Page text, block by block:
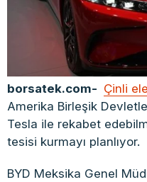
borsatek.com- Çinli
Amerika Birleşik
Tesla ile rekabet
tesisi kurmayı planlıyor.
BYD Meksika Genel